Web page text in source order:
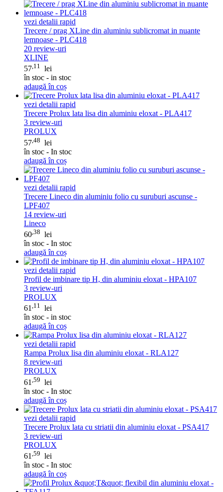
vezi detalii rapid
Trecere / prag XLine din aluminiu sublicromat in nuante
lemnoase - PLC418
20 review-uri
XLINE
57,11 lei
în stoc - in stoc
adaugă în coș
vezi detalii rapid
Trecere Prolux lata lisa din aluminiu eloxat - PLA417
3 review-uri
PROLUX
57 ,48 lei
în stoc - In stoc
adaugă în coș
vezi detalii rapid
Trecere Lineco din aluminiu folio cu suruburi ascunse -
LPF407
14 review-uri
Lineco
60 ,38 lei
în stoc - In stoc
adaugă în coș
vezi detalii rapid
Profil de imbinare tip H, din aluminiu eloxat - HPA107
3 review-uri
PROLUX
61,11 lei
în stoc - in stoc
adaugă în coș
vezi detalii rapid
Rampa Prolux lisa din aluminiu eloxat - RLA127
8 review-uri
PROLUX
61 ,59 lei
în stoc - In stoc
adaugă în coș
vezi detalii rapid
Trecere Prolux lata cu striatii din aluminiu eloxat - PSA417
3 review-uri
PROLUX
61 ,59 lei
în stoc - In stoc
adaugă în coș